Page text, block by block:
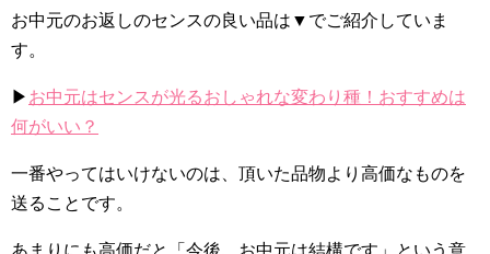
お中元のお返しのセンスの良い品は▼でご紹介していま
す。
▶ お中元はセンスが光るおしゃれな変わり種！おすすめは
何がいい？
一番やってはいけないのは、頂いた品物より高価なものを
送ることです。
あまりにも高価だと「今後、お中元は結構です」という意